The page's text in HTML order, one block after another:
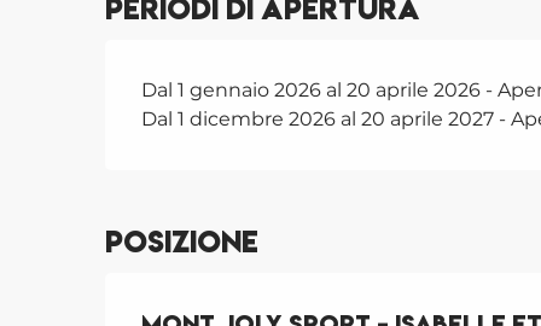
Periodi di apertura
Dal 1 gennaio 2026 al 20 aprile 2026 -
Dal 1 dicembre 2026 al 20 aprile 2027 -
Posizione